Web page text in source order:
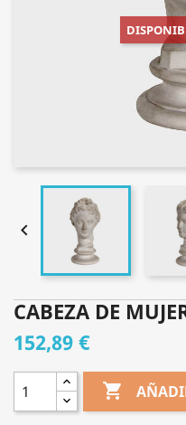

CABEZA DE
152,89 €
